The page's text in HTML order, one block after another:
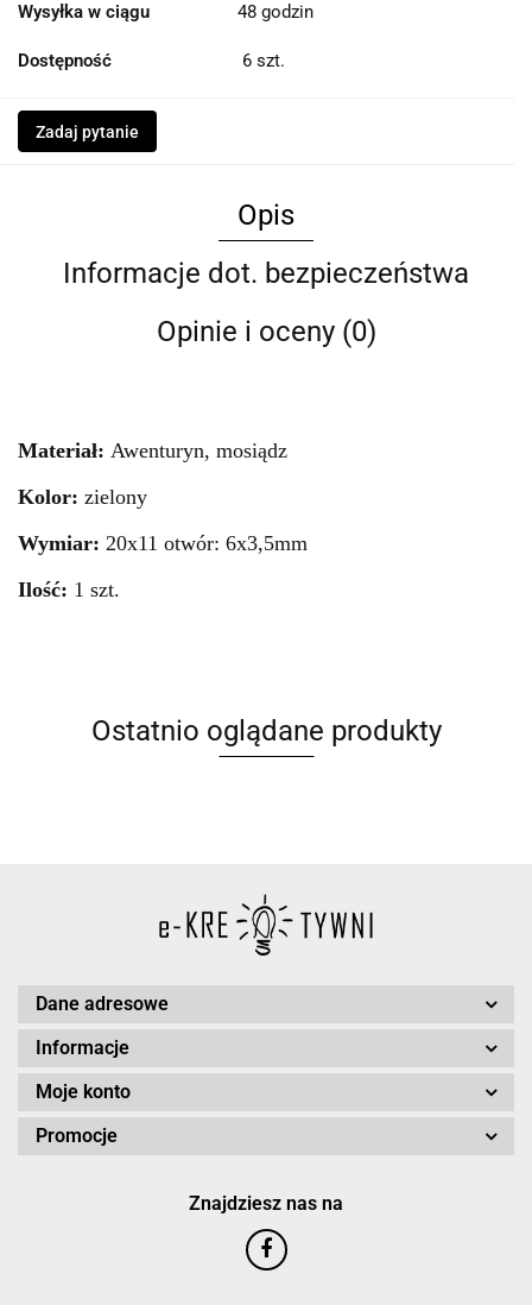
Wysyłka w ciągu 48 godzin
Dostępność 6 szt.
Zadaj pytanie
Opis
Informacje dot. bezpieczeństwa
Opinie i oceny (0)
Materiał: Awenturyn, mosiądz
Kolor: zielony
Wymiar: 20x11 otwór: 6x3,5mm
Ilość: 1 szt.
Ostatnio oglądane produkty
Dane adresowe
Informacje
Moje konto
Promocje
Znajdziesz nas na